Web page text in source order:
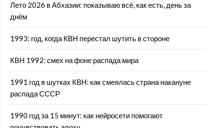
Лето 2026 в Абхазии: показываю всё, как есть, день за
днём
1993: год, когда КВН перестал шутить в стороне
КВН 1992: смех на фоне распада мира
1991 год в шутках КВН: как смеялась страна накануне
распада СССР
1990 год за 15 минут: как нейросети помогают